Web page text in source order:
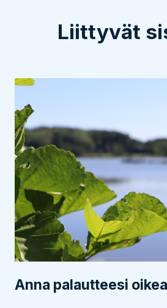
Liittyvät
Anna palautteesi